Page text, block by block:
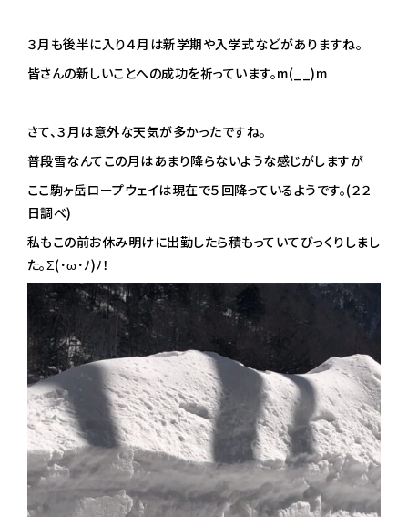
３月も後半に入り４月は新学期や入学式などがありますね。
皆さんの新しいことへの成功を祈っています。m(__)m
さて、３月は意外な天気が多かったですね。
普段雪なんてこの月はあまり降らないような感じがしますが
ここ駒ヶ岳ロープウェイは現在で５回降っているようです。(２２
日調べ)
私もこの前お休み明けに出勤したら積もっていてびっくりしまし
た。Σ(･ω･ﾉ)ﾉ！